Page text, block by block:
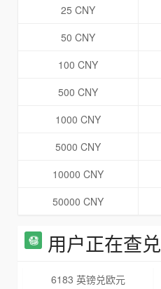
25 CNY
50 CNY
100 CNY
500 CNY
1000 CNY
5000 CNY
10000 CNY
50000 CNY
用户正在查兑
6183 英镑兑欧元